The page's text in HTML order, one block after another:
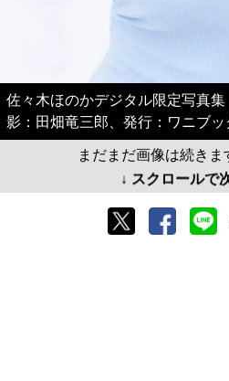
佐々木ほのかデジタル限定写真
影：田畑竜三郎、発行：ワニブッ
まだまだ画像は続きま
↓ スクロールで